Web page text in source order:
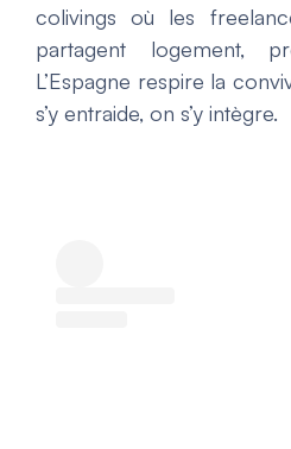
colivings où les
partagent logement,
L’Espagne respire la
s’y entraide, on s’y intègre.